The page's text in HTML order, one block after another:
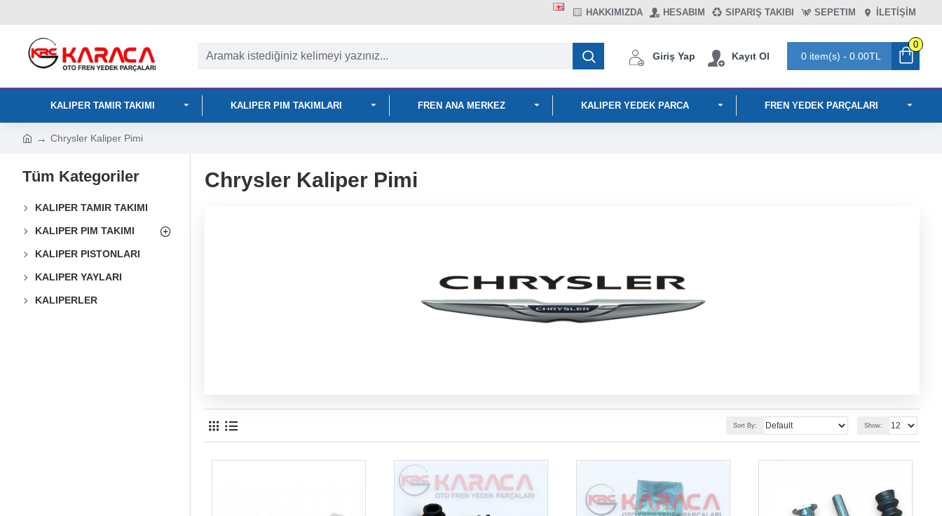
HAKKIMIZDA HESABIM SIPARIŞ TAKIBI SEPETIM İLETİŞİM
Giriş Yap Kayıt Ol 0 item(s) - 0.00TL
0
KALIPER TAMIR TAKIMI KALIPER PIM TAKIMLARI FREN ANA MERKEZ KALIPER YEDEK PARCA FREN YEDEK PARÇALARI
Chrysler Kaliper Pimi
Tüm Kategoriler
KALIPER TAMIR TAKIMI
KALIPER PIM TAKIMI
KALIPER PISTONLARI
KALIPER YAYLARI
KALIPERLER
Chrysler Kaliper Pimi
Sort By: Show: